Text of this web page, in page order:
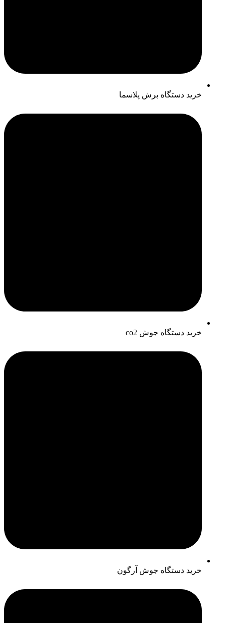
خرید دستگاه برش پلاسما
خرید دستگاه جوش co2
خرید دستگاه جوش آرگون